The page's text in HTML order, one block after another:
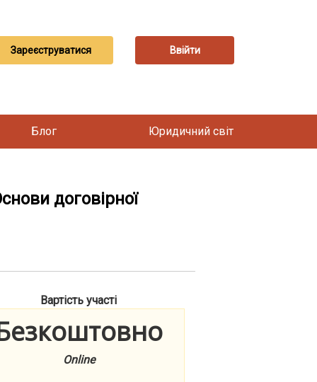
Зареєструватися Ввійти
Блог Юридичний світ
договірної
Вартість участі
Online